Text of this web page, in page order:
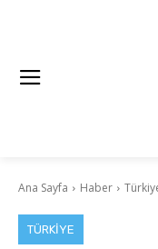
Ana Sayfa Haber
TÜRKIYE